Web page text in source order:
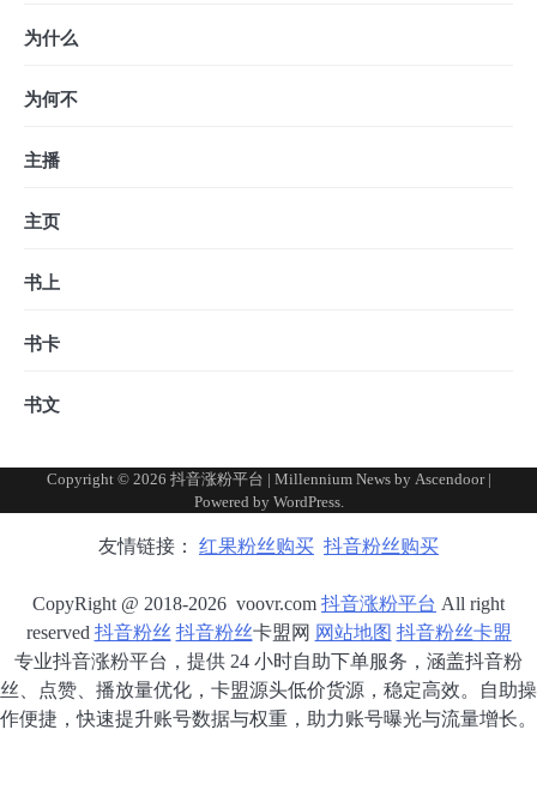
为什么
为何不
主播
主页
书上
书卡
书文
Copyright © 2026 抖音涨粉平台 | Millennium News by Ascendoor|
Powered by WordPress.
友情链接： 红果粉丝购买 抖音粉丝购买
CopyRight @ 2018-2026 voovr.com 抖音涨粉平台 All right
reserved 抖音粉丝 抖音粉丝卡盟网 网站地图 抖音粉丝卡盟
专业抖音涨粉平台，提供 24 小时自助下单服务，涵盖抖音粉
丝、点赞、播放量优化，卡盟源头低价货源，稳定高效。自助操
作便捷，快速提升账号数据与权重，助力账号曝光与流量增长。